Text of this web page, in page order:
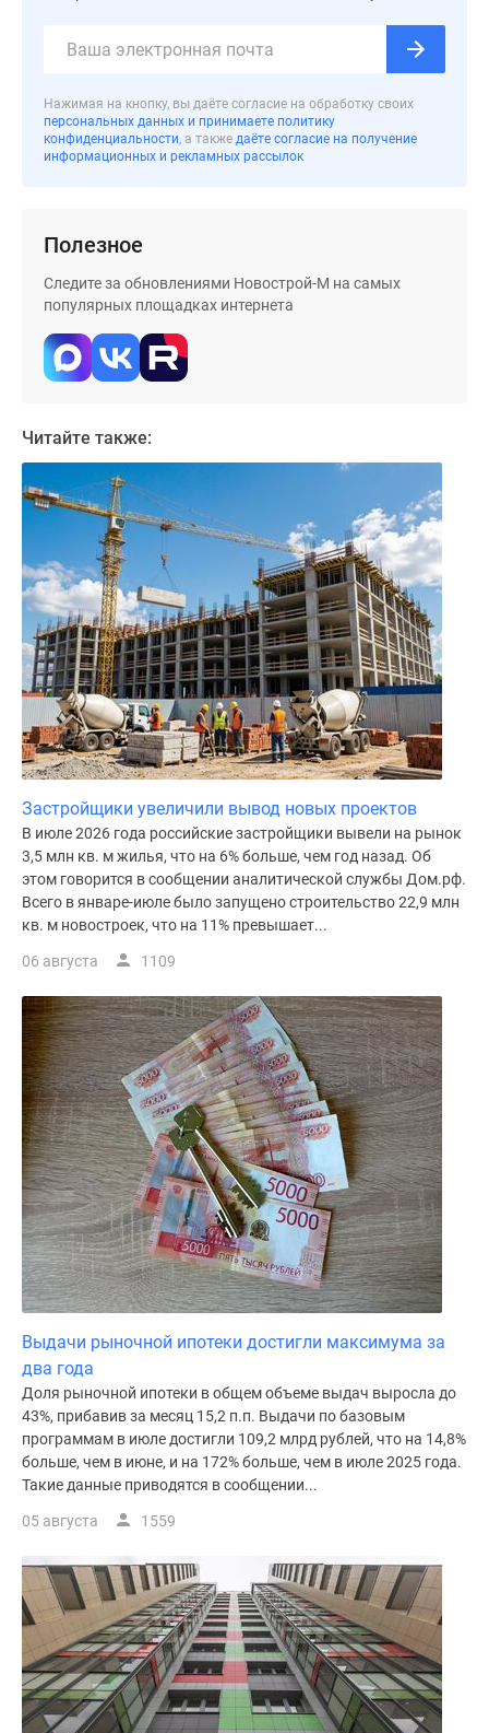
Коттеджные
поселки
коттеджные
поселки
Строящиеся
коттеджные
поселки
Коттеджные
лесу
Коттеджные
поселки
водоема
Коттеджные
поселки
ипотеку
Бизнес-
центры
Коттеджи
Скидки
акции
Макс
Нажимая на кнопку, вы даёте согласие на обработку своих
персональных данных и принимаете политику
конфиденциальности, а также даёте согласие на получение
информационных и рекламных рассылок
Полезное
Следите за обновлениями Новострой-М на самых
популярных площадках интернета
Читайте также:
Застройщики увеличили вывод новых проектов
В июле 2026 года российские застройщики вывели на рынок
3,5 млн кв. м жилья, что на 6% больше, чем год назад. Об
этом говорится в сообщении аналитической службы Дом.рф.
Всего в январе-июле было запущено строительство 22,9 млн
кв. м новостроек, что на 11% превышает...
06 августа 1109
Выдачи рыночной ипотеки достигли максимума за
два года
Доля рыночной ипотеки в общем объеме выдач выросла до
43%, прибавив за месяц 15,2 п.п. Выдачи по базовым
программам в июле достигли 109,2 млрд рублей, что на 14,8%
больше, чем в июне, и на 172% больше, чем в июле 2025 года.
Такие данные приводятся в сообщении...
05 августа 1559